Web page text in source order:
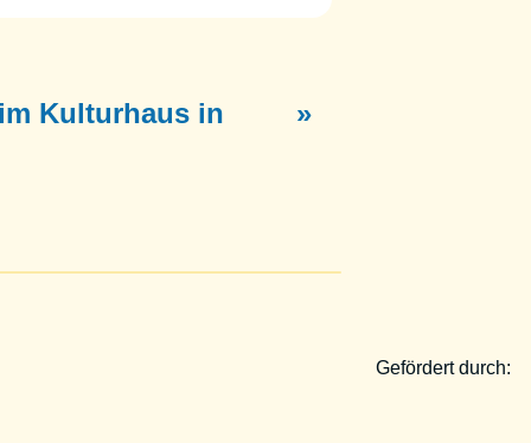
Kulturhaus in »
Gefördert durch: